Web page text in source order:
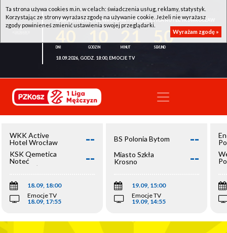
WKK ACTIVE HOTEL WROCŁAW - KSK QEMETICA NOTEĆ INOWROCŁAW
50
18.09.2026, GODZ. 18:00, EMOCJE TV
WKK Active
Hotel Wrocław
--
KSK Qemetica
Noteć
Inowrocław
--
18.09, 18:00
Emocje TV
18.09, 17:55
BS Polonia Bytom --
Miasto Szkła
Krosno
--
19.09, 15:00
Emocje TV
19.09, 14:55
Ta strona używa cookies m.in. w celach: świadczenia usług, reklamy, statystyk.
Korzystając ze strony wyrażasz zgodę na używanie cookie. Jeżeli nie wyrażasz
zgody powinieneś zmienić ustawienia swojej przeglądarki.
Wyrażam zgodę »